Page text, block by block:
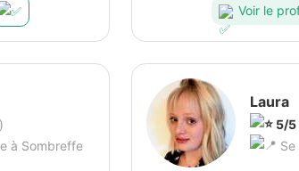
Voir le
à Sombreffe
Laura
5/5